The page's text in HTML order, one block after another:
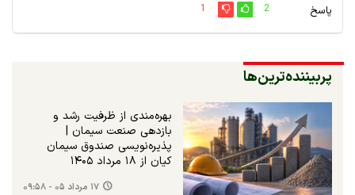
پاسخ 2
1
پربیننده‌ترین‌ها
بهره‌مندی از ظرفیت رشد و
بازدهی صنعت سیمان |
پذیره‌نویسی صندوق سیمان
کیان از ۱۸ مرداد ۱۴۰۵
۱۷ مرداد ۰۵ - ۰۹:۵۸